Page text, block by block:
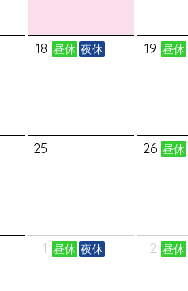
18 昼休 夜休 19 昼休
25 26 昼休
1 昼休 夜休 2 昼休